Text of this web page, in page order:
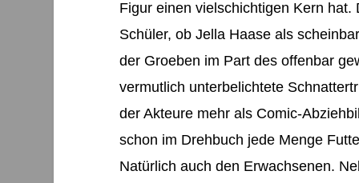
Figur einen vielschichtigen Kern
Schüler, ob Jella Haase als
der Groeben im Part des offenbar
vermutlich unterbelichtete
der Akteure mehr als Comic-
schon im Drehbuch jede Menge
Natürlich auch den Erwachsenen.